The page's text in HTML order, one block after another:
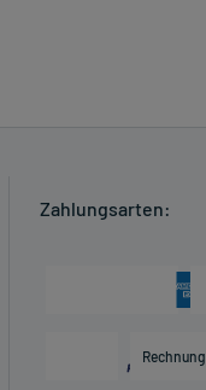
Zahlungsarten:
Rechnung